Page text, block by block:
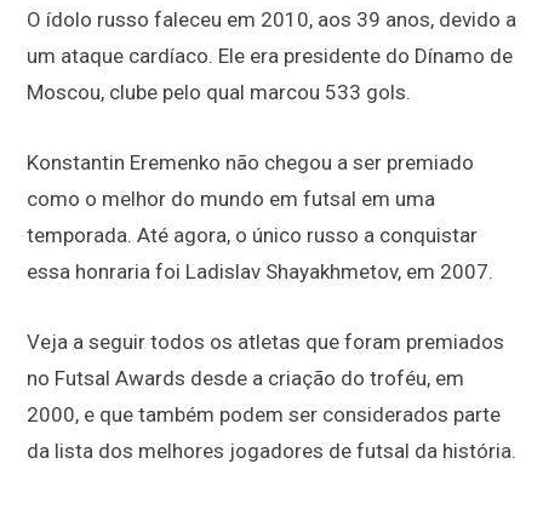
O ídolo russo faleceu em 2010, aos 39 anos, devido a
um ataque cardíaco. Ele era presidente do Dínamo de
Moscou, clube pelo qual marcou 533 gols.
Konstantin Eremenko não chegou a ser premiado
como o melhor do mundo em futsal em uma
temporada. Até agora, o único russo a conquistar
essa honraria foi Ladislav Shayakhmetov, em 2007.
Veja a seguir todos os atletas que foram premiados
no Futsal Awards desde a criação do troféu, em
2000, e que também podem ser considerados parte
da lista dos melhores jogadores de futsal da história.